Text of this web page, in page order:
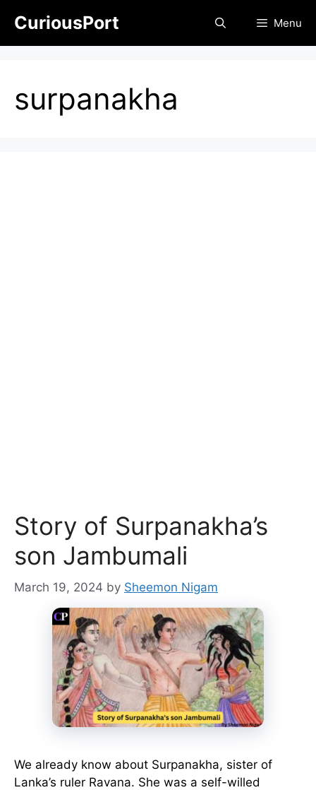
content
CuriousPort Menu
surpanakha
Story of Surpanakha’s
son Jambumali
March 19, 2024 by Sheemon Nigam
We already know about Surpanakha, sister of
Lanka’s ruler Ravana. She was a self-willed